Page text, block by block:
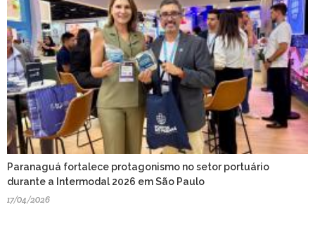
Paranaguá fortalece protagonismo no setor portuário
durante a Intermodal 2026 em São Paulo
17/04/2026